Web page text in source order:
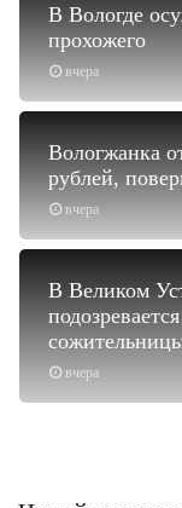
вчера
В Вологде
прохожего
вчера
Вологжанка
рублей,
вчера
В Великом